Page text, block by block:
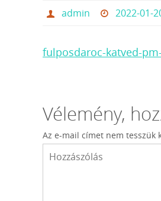
admin 2022-01-
fulposdaroc-katved-
Vélemény,
Az e-mail címet nem tesszük